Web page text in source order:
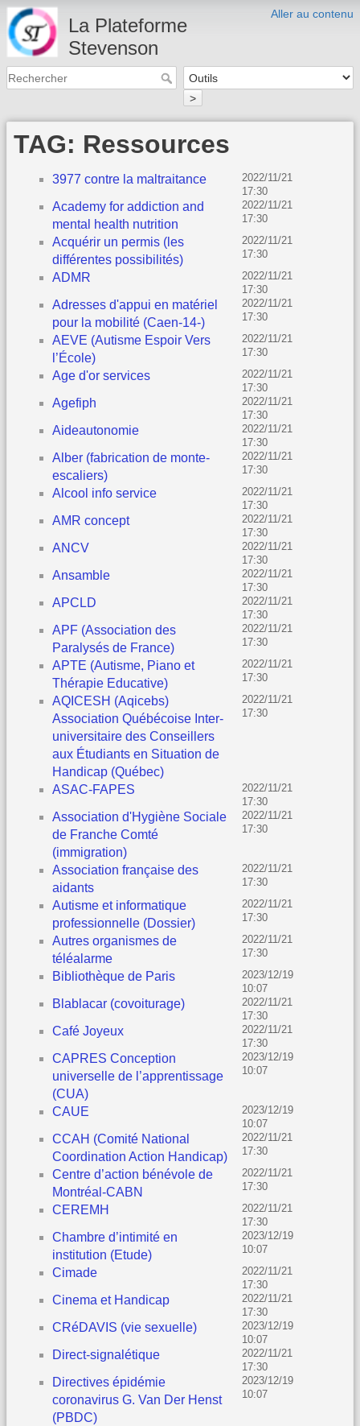
Aller au contenu
La Plateforme
Stevenson
>
TAG: Ressources
3977 contre la maltraitance
2022/11/21
17:30
Academy for addiction and
mental health nutrition
2022/11/21
17:30
Acquérir un permis (les
différentes possibilités)
2022/11/21
17:30
ADMR
2022/11/21
17:30
Adresses d'appui en matériel
pour la mobilité (Caen-14-)
2022/11/21
17:30
AEVE (Autisme Espoir Vers
l’École)
2022/11/21
17:30
Age d'or services
2022/11/21
17:30
Agefiph
2022/11/21
17:30
Aideautonomie
2022/11/21
17:30
Alber (fabrication de monte-
escaliers)
2022/11/21
17:30
Alcool info service
2022/11/21
17:30
AMR concept
2022/11/21
17:30
ANCV
2022/11/21
17:30
Ansamble
2022/11/21
17:30
APCLD
2022/11/21
17:30
APF (Association des
Paralysés de France)
2022/11/21
17:30
APTE (Autisme, Piano et
Thérapie Educative)
2022/11/21
17:30
AQICESH (Aqicebs)
Association Québécoise Inter-
universitaire des Conseillers
aux Étudiants en Situation de
Handicap (Québec)
2022/11/21
17:30
ASAC-FAPES
2022/11/21
17:30
Association d'Hygiène Sociale
de Franche Comté
(immigration)
2022/11/21
17:30
Association française des
aidants
2022/11/21
17:30
Autisme et informatique
professionnelle (Dossier)
2022/11/21
17:30
Autres organismes de
téléalarme
2022/11/21
17:30
Bibliothèque de Paris
2023/12/19
10:07
Blablacar (covoiturage)
2022/11/21
17:30
Café Joyeux
2022/11/21
17:30
CAPRES Conception
universelle de l’apprentissage
(CUA)
2023/12/19
10:07
CAUE
2023/12/19
10:07
CCAH (Comité National
Coordination Action Handicap)
2022/11/21
17:30
Centre d’action bénévole de
Montréal-CABN
2022/11/21
17:30
CEREMH
2022/11/21
17:30
Chambre d’intimité en
institution (Etude)
2023/12/19
10:07
Cimade
2022/11/21
17:30
Cinema et Handicap
2022/11/21
17:30
CRéDAVIS (vie sexuelle)
2023/12/19
10:07
Direct-signalétique
2022/11/21
17:30
Directives épidémie
coronavirus G. Van Der Henst
(PBDC)
2023/12/19
10:07